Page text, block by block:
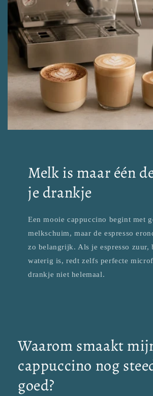
Melk is maar één
je drankje
Een mooie cappuccino begint met
melkschuim, maar de espresso
zo belangrijk. Als je espresso zuur,
waterig is, redt zelfs perfecte
drankje niet helemaal.
Waarom smaakt
cappuccino nog
goed?